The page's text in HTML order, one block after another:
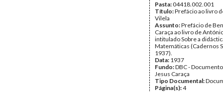
Pasta:04418.002.001
Título:Prefácio ao livro
Vilela
Assunto:Prefácio de
Caraça ao livro de
intitulado Sobre a
Matemáticas (Cadernos
1937).
Data: 1937
Fundo:DBC -
Jesus Caraça
Tipo Documental:
Página(s):4